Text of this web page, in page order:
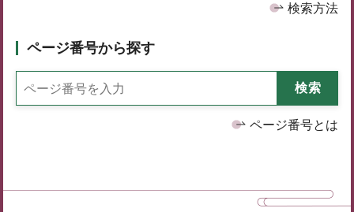
検索方法
ページ番号から探す
ページ番号とは